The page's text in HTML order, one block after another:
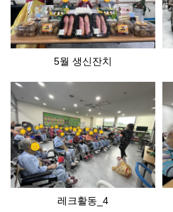
5월 생신잔치
레크활동_4